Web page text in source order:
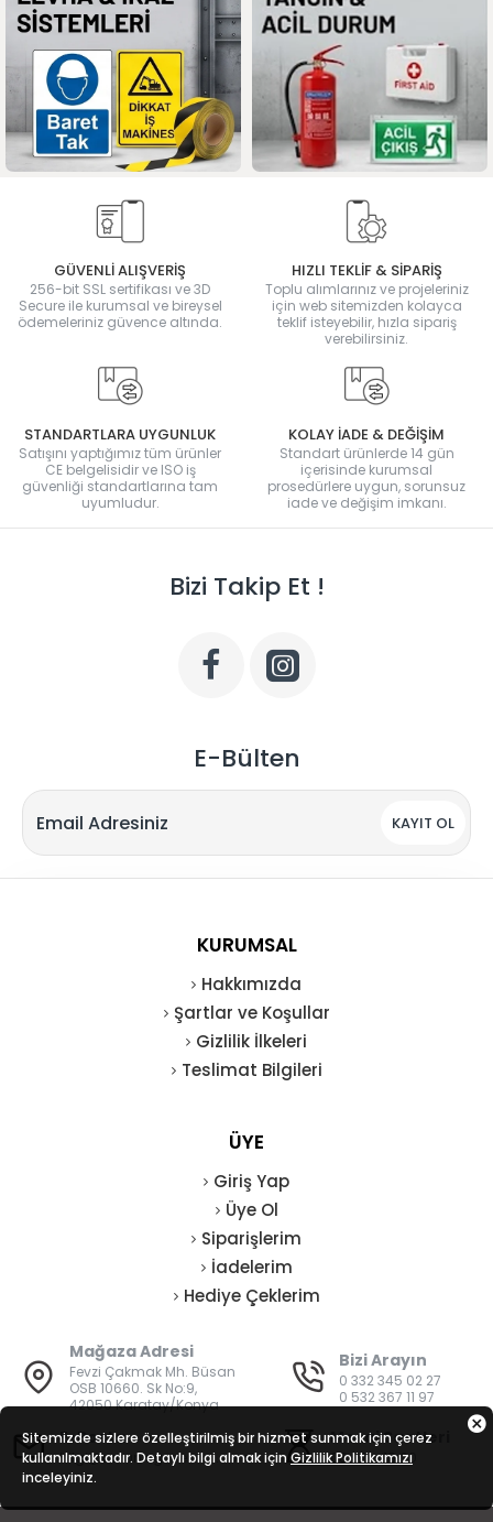
GÜVENLİ ALIŞVERİŞ
256-bit SSL sertifikası ve 3D
Secure ile kurumsal ve bireysel
ödemeleriniz güvence altında.
HIZLI TEKLİF & SİPARİŞ
Toplu alımlarınız ve projeleriniz
için web sitemizden kolayca
teklif isteyebilir, hızla sipariş
verebilirsiniz.
STANDARTLARA UYGUNLUK
Satışını yaptığımız tüm ürünler
CE belgelisidir ve ISO iş
güvenliği standartlarına tam
uyumludur.
KOLAY İADE & DEĞİŞİM
Standart ürünlerde 14 gün
içerisinde kurumsal
prosedürlere uygun, sorunsuz
iade ve değişim imkanı.
Bizi Takip Et !
E-Bülten
KAYIT OL
KURUMSAL
Hakkımızda
Şartlar ve Koşullar
Gizlilik İlkeleri
Teslimat Bilgileri
ÜYE
Giriş Yap
Üye Ol
Siparişlerim
İadelerim
Hediye Çeklerim
Mağaza Adresi
Fevzi Çakmak Mh. Büsan
OSB 10660. Sk No:9,
42050 Karatay/Konya
Bizi Arayın
0 332 345 02 27
0 532 367 11 97
E-Posta
bilgi@vatanisguvenligi.com
Mesai Saatleri
08:00 - 19:00
Sitemizde sizlere özelleştirilmiş bir hizmet sunmak için çerez
kullanılmaktadır. Detaylı bilgi almak için Gizlilik Politikamızı
inceleyiniz.